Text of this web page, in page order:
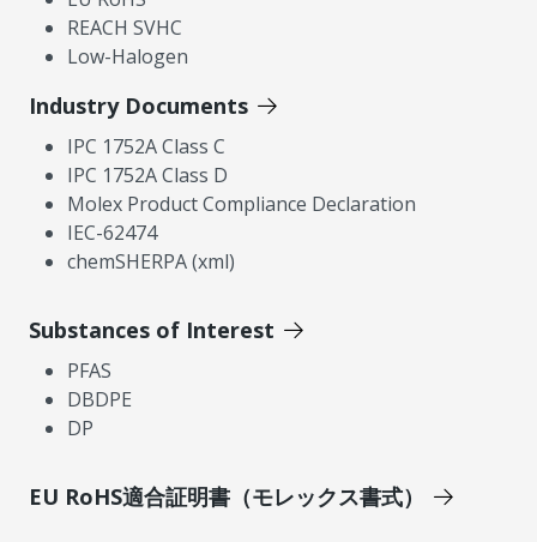
REACH SVHC
Low-Halogen
Industry Documents
IPC 1752A Class C
IPC 1752A Class D
Molex Product Compliance Declaration
IEC-62474
chemSHERPA (xml)
Substances of Interest
PFAS
DBDPE
DP
EU RoHS適合証明書（モレックス書式）